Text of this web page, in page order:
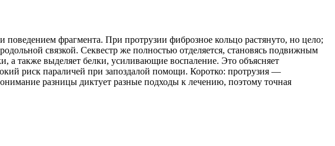
фрагмента. При протрузии фиброзное кольцо растянуто, но цело;
связкой. Секвестр же полностью отделяется, становясь подвижным
а также выделяет белки, усиливающие воспаление. Это объясняет
риск параличей при запоздалой помощи. Коротко: протрузия —
разницы диктует разные подходы к лечению, поэтому точная